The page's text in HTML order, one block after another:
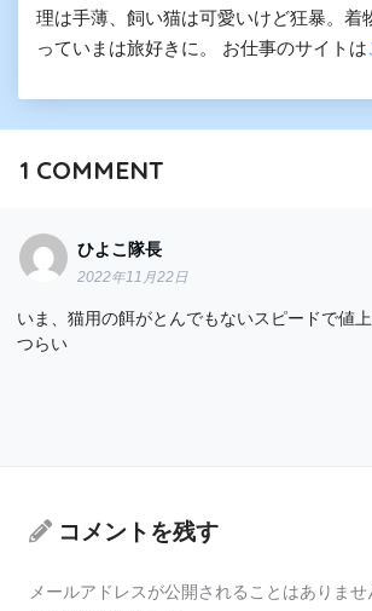
理は手薄、飼い猫は可愛いけど狂暴。
っていまは旅好きに。 お仕事のサイトは
1 COMMENT
ひよこ隊長
2022年11月22日
いま、猫用の餌がとんでもないスピードで値
つらい
コメントを残す
メールアドレスが公開されることはありませ